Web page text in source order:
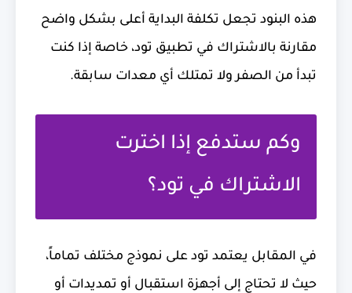
هذه البنود تجعل تكلفة البداية أعلى بشكل واضح
مقارنة بالاشتراك في تطبيق تود، خاصة إذا كنت
تبدأ من الصفر ولا تمتلك أي معدات سابقة.
وكم ستدفع إذا اخترت
الاشتراك في تود؟
في المقابل يعتمد تود على نموذج مختلف تماماً،
حيث لا تحتاج إلى أجهزة استقبال أو تمديدات أو